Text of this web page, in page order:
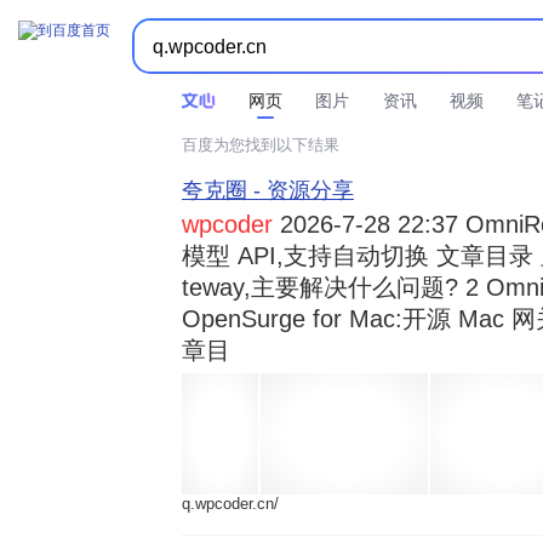
网页 图片 资讯 视频 笔
时间不限  所有网页和文件  站点内检索 
百度为您找到以下结果
夸克圈 - 资源分享
wpcoder 2026-7-28 22:37
模型 API,支持自动切换 文章目
teway,主要解决什么问题? 2
OpenSurge for Mac:开源 Mac
章目
q.wpcoder.cn/